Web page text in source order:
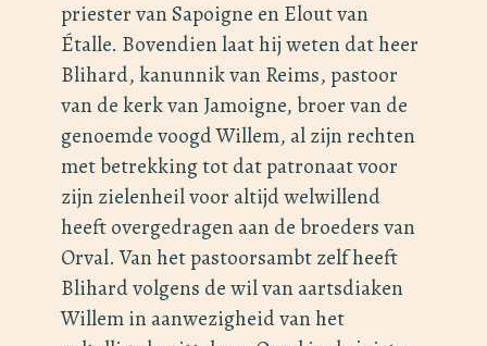
priester van Sapoigne en Elout van
Étalle. Bovendien laat hij weten dat heer
Blihard, kanunnik van Reims, pastoor
van de kerk van Jamoigne, broer van de
genoemde voogd Willem, al zijn rechten
met betrekking tot dat patronaat voor
zijn zielenheil voor altijd welwillend
heeft overgedragen aan de broeders van
Orval. Van het pastoorsambt zelf heeft
Blihard volgens de wil van aartsdiaken
Willem in aanwezigheid van het